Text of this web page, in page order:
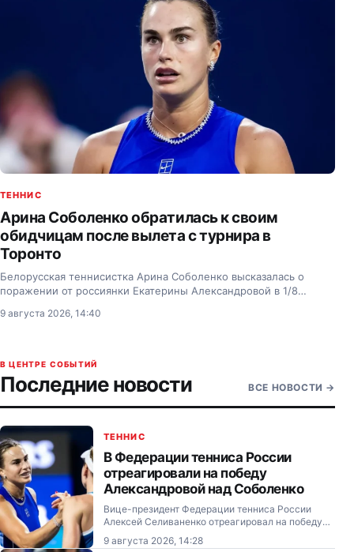
ТЕННИС
Арина Соболенко обратилась к своим
обидчицам после вылета с турнира в
Торонто
Белорусская теннисистка Арина Соболенко высказалась о
поражении от россиянки Екатерины Александровой в 1/8
9 августа 2026, 14:40
В ЦЕНТРЕ СОБЫТИЙ
Последние новости ВСЕ НОВОСТИ →
ТЕННИС
В Федерации тенниса России
отреагировали на победу
Александровой над Соболенко
Вице-президент Федерации тенниса России
Алексей Селиваненко отреагировал на победу
россиянки Екатерины Александровой над первой
ракеткой мира Ариной Соболенко в четвёртом
9 августа 2026, 14:28